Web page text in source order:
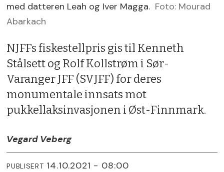
med datteren Leah og Iver Magga. Foto: Mourad
Abarkach
NJFFs fiskestellpris gis til Kenneth
Stålsett og Rolf Kollstrøm i Sør-
Varanger JFF (SVJFF) for deres
monumentale innsats mot
pukkellaksinvasjonen i Øst-Finnmark.
Vegard Veberg
PUBLISERT 14.10.2021 - 08:00